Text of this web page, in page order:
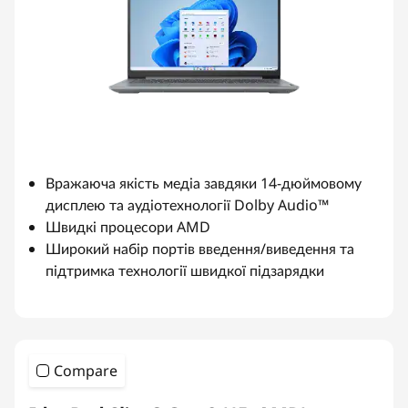
Вражаюча якість медіа завдяки 14-дюймовому
дисплею та аудіотехнології Dolby Audio™
Швидкі процесори AMD
Широкий набір портів введення/виведення та
підтримка технології швидкої підзарядки
Compare